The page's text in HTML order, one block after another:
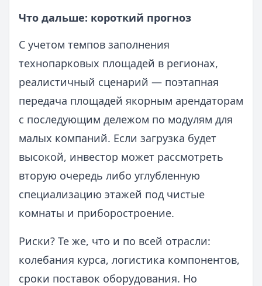
Что дальше: короткий прогноз
С учетом темпов заполнения
технопарковых площадей в регионах,
реалистичный сценарий — поэтапная
передача площадей якорным арендаторам
с последующим дележом по модулям для
малых компаний. Если загрузка будет
высокой, инвестор может рассмотреть
вторую очередь либо углубленную
специализацию этажей под чистые
комнаты и приборостроение.
Риски? Те же, что и по всей отрасли:
колебания курса, логистика компонентов,
сроки поставок оборудования. Но